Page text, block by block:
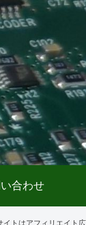
合わせ
イトはアフィリエイト